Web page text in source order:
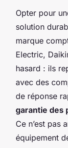
Opter pour
solution
marque
Electric,
hasard : ils
avec des
de réponse
garantie des
Ce n’est pas
équipement